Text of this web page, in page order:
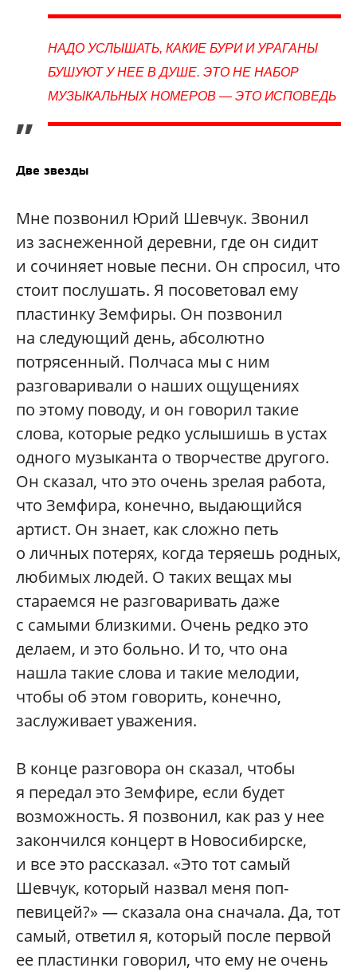
НАДО УСЛЫШАТЬ, КАКИЕ БУРИ И УРАГАНЫ
БУШУЮТ У НЕЕ В ДУШЕ. ЭТО НЕ НАБОР
МУЗЫКАЛЬНЫХ НОМЕРОВ — ЭТО ИСПОВЕДЬ
”
Две звезды
Мне позвонил Юрий Шевчук. Звонил
из заснеженной деревни, где он сидит
и сочиняет новые песни. Он спросил, что
стоит послушать. Я посоветовал ему
пластинку Земфиры. Он позвонил
на следующий день, абсолютно
потрясенный. Полчаса мы с ним
разговаривали о наших ощущениях
по этому поводу, и он говорил такие
слова, которые редко услышишь в устах
одного музыканта о творчестве другого.
Он сказал, что это очень зрелая работа,
что Земфира, конечно, выдающийся
артист. Он знает, как сложно петь
о личных потерях, когда теряешь родных,
любимых людей. О таких вещах мы
стараемся не разговаривать даже
с самыми близкими. Очень редко это
делаем, и это больно. И то, что она
нашла такие слова и такие мелодии,
чтобы об этом говорить, конечно,
заслуживает уважения.
В конце разговора он сказал, чтобы
я передал это Земфире, если будет
возможность. Я позвонил, как раз у нее
закончился концерт в Новосибирске,
и все это рассказал. «Это тот самый
Шевчук, который назвал меня поп-
певицей?» — сказала она сначала. Да, тот
самый, ответил я, который после первой
ее пластинки говорил, что ему не очень